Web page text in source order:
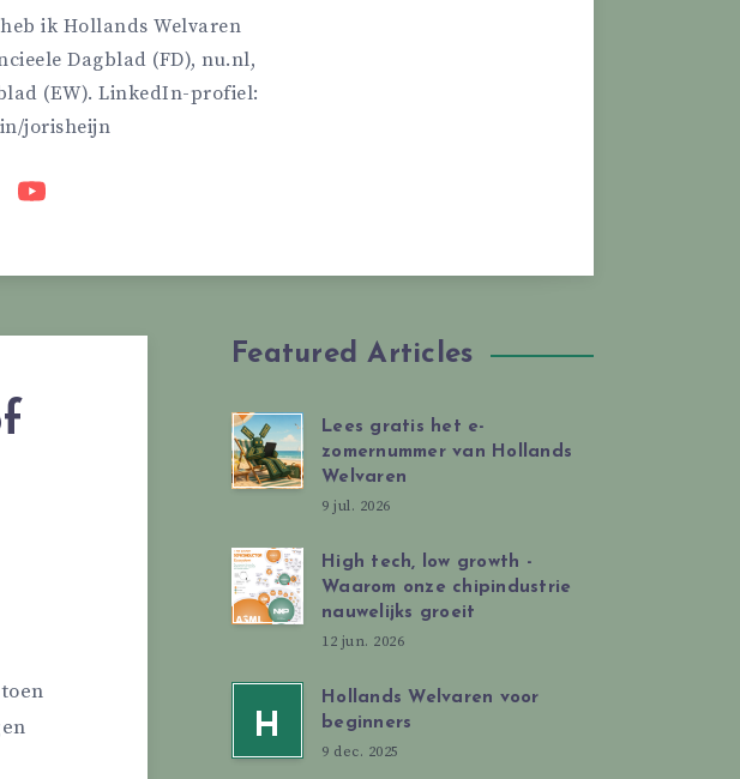
ik Hollands Welvaren
Dagblad (FD), nu.nl,
(EW). LinkedIn-profiel:
jorisheijn
Featured Articles
Lees gratis het e-
zomernummer van Hollands
Welvaren
9 jul. 2026
High tech, low growth -
Waarom onze chipindustrie
nauwelijks groeit
12 jun. 2026
H
Hollands Welvaren voor
beginners
9 dec. 2025